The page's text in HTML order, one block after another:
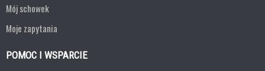
Mój schowek
Moje zapytania
POMOC I WSPARCIE